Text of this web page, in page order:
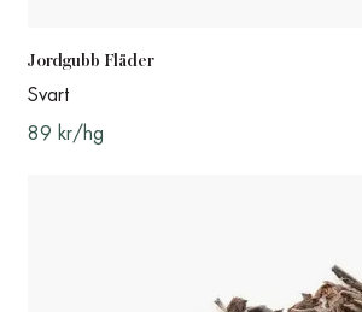
Jordgubb Fläder
Svart
89 kr/hg